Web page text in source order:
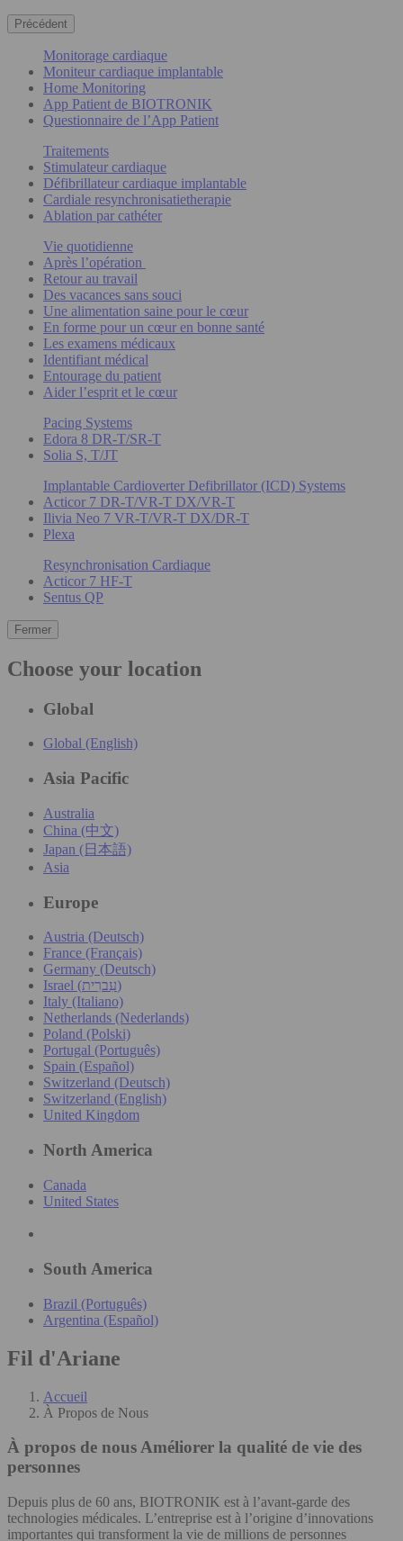
Précédent
Monitorage cardiaque
Moniteur cardiaque implantable
Home Monitoring
App Patient de BIOTRONIK
Questionnaire de l’App Patient
Traitements
Stimulateur cardiaque
Défibrillateur cardiaque implantable
Cardiale resynchronisatietherapie
Ablation par cathéter
Vie quotidienne
Après l’opération
Retour au travail
Des vacances sans souci
Une alimentation saine pour le cœur
En forme pour un cœur en bonne santé
Les examens médicaux
Identifiant médical
Entourage du patient
Aider l’esprit et le cœur
Pacing Systems
Edora 8 DR-T/SR-T
Solia S, T/JT
Implantable Cardioverter Defibrillator (ICD) Systems
Acticor 7 DR-T/VR-T DX/VR-T
Ilivia Neo 7 VR-T/VR-T DX/DR-T
Plexa
Resynchronisation Cardiaque
Acticor 7 HF-T
Sentus QP
Fermer
Choose your location
Global
Global (English)
Asia Pacific
Australia
China (中文)
Japan (日本語)
Asia
Europe
Austria (Deutsch)
France (Français)
Germany (Deutsch)
Israel (עִברִית)
Italy (Italiano)
Netherlands (Nederlands)
Poland (Polski)
Portugal (Português)
Spain (Español)
Switzerland (Deutsch)
Switzerland (English)
United Kingdom
North America
Canada
United States
South America
Brazil (Português)
Argentina (Español)
Fil d'Ariane
Accueil
À Propos de Nous
À propos de nousAméliorer la qualité de vie des
personnes
Depuis plus de 60 ans, BIOTRONIK est à l’avant-garde des
technologies médicales. L’entreprise est à l’origine d’innovations
importantes qui transforment la vie de millions de personnes